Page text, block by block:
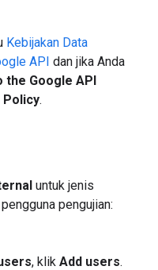
Kebijakan Data
API dan jika Anda
the Google API
Policy.
untuk jenis
pengujian:
, klik Add users.